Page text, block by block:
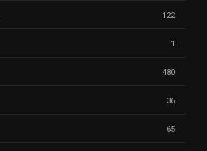
122
1
480
36
65